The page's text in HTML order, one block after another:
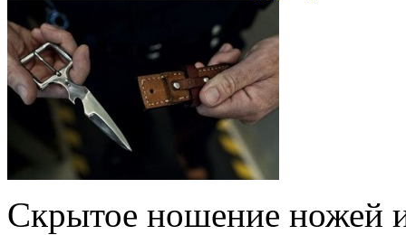
Скрытое ношение ножей